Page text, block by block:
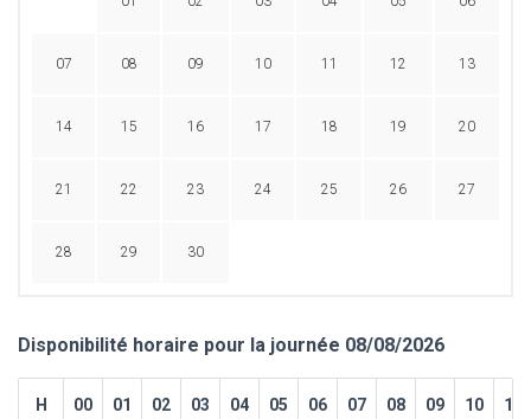
07 08 09 10 11 12 13
14 15 16 17 18 19 20
21 22 23 24 25 26 27
28 29 30
Disponibilité horaire pour la journée 08/08/2026
H 00 01 02 03 04 05 06 07 08 09 10 11